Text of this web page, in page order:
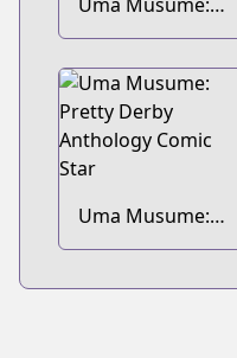
Golshi-chan
Uma Musume:
Pretty Derby